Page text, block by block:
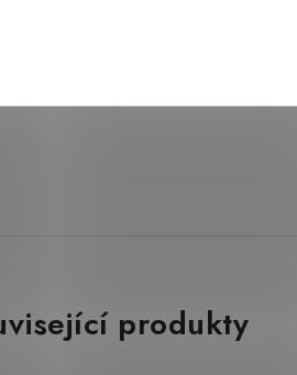
produkty